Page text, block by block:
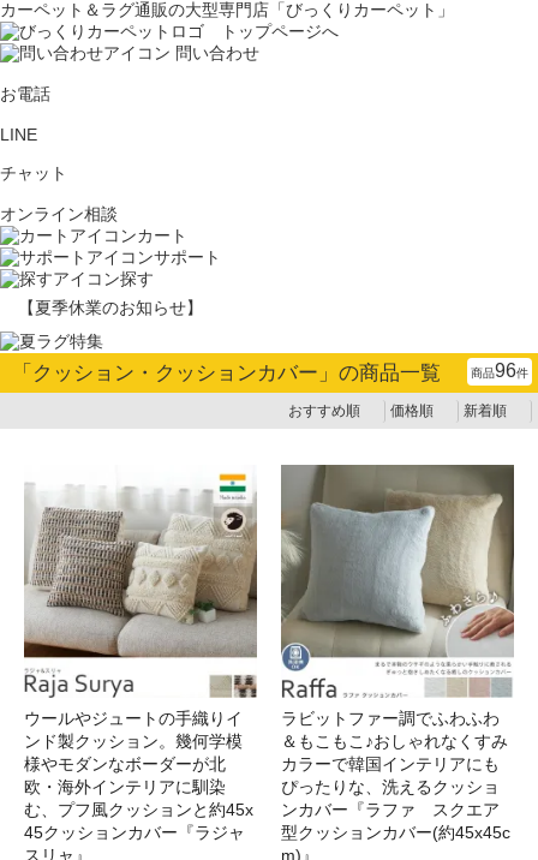
カーペット＆ラグ通販の大型専門店「びっくりカーペット」
問い合わせ
お電話
LINE
チャット
オンライン相談
カート
サポート
探す
【夏季休業のお知らせ】
「 クッション・クッションカバー 」の商品一覧 商品96件
おすすめ順 価格順 新着順
ウールやジュートの手織りイ
ンド製クッション。幾何学模
様やモダンなボーダーが北
欧・海外インテリアに馴染
む、プフ風クッションと約45x
45クッションカバー『ラジャ
スリャ』
ラビットファー調でふわふわ
＆もこもこ♪おしゃれなくすみ
カラーで韓国インテリアにも
ぴったりな、洗えるクッショ
ンカバー『ラファ スクエア
型クッションカバー(約45x45c
m)』